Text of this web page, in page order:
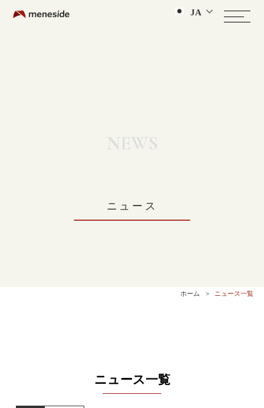
ニュース
ホーム ニュース一覧
ニュース一覧
JA